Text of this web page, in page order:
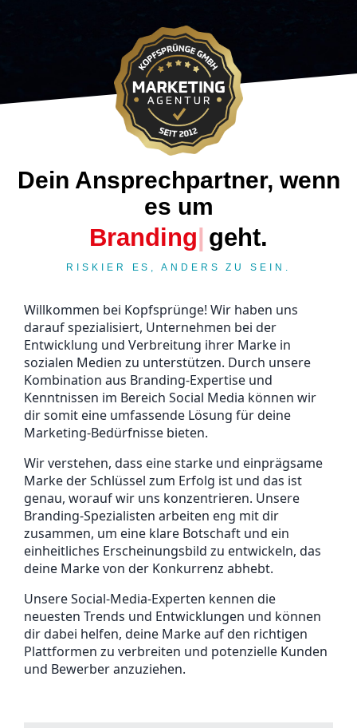
Dein Ansprechpartner, wenn
es um
Marketing geht.
RISKIER ES, ANDERS ZU SEIN.
Willkommen bei Kopfsprünge! Wir haben uns
darauf spezialisiert, Unternehmen bei der
Entwicklung und Verbreitung ihrer Marke in
sozialen Medien zu unterstützen. Durch unsere
Kombination aus Branding-Expertise und
Kenntnissen im Bereich Social Media können wir
dir somit eine umfassende Lösung für deine
Marketing-Bedürfnisse bieten.
Wir verstehen, dass eine starke und einprägsame
Marke der Schlüssel zum Erfolg ist und das ist
genau, worauf wir uns konzentrieren. Unsere
Branding-Spezialisten arbeiten eng mit dir
zusammen, um eine klare Botschaft und ein
einheitliches Erscheinungsbild zu entwickeln, das
deine Marke von der Konkurrenz abhebt.
Unsere Social-Media-Experten kennen die
neuesten Trends und Entwicklungen und können
dir dabei helfen, deine Marke auf den richtigen
Plattformen zu verbreiten und potenzielle Kunden
und Bewerber anzuziehen.